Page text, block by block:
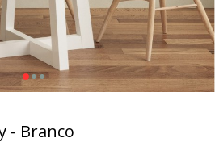
- Branco